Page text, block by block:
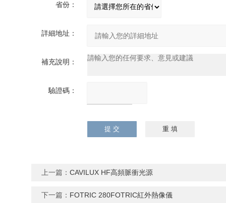
省份：
詳細地址：
補充說明：
驗證碼：
請輸入計算結果
=7
上一篇： CAVILUX HF高頻脈衝光源
下一篇： FOTRIC 280FOTRIC紅外熱像儀